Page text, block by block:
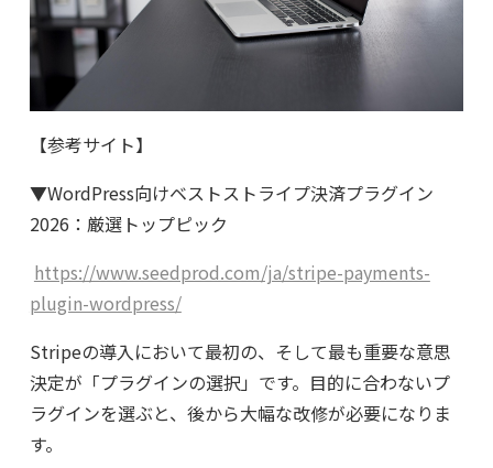
【参考サイト】
▼WordPress向けベストストライプ決済プラグイン
2026：厳選トップピック
https://www.seedprod.com/ja/stripe-payments-
plugin-wordpress/
Stripeの導入において最初の、そして最も重要な意思
決定が「プラグインの選択」です。目的に合わないプ
ラグインを選ぶと、後から大幅な改修が必要になりま
す。